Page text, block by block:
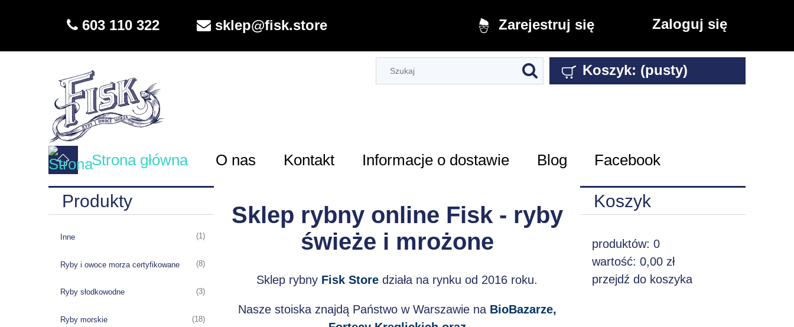
603 110 322 sklep@fisk.store Zarejestruj się Zaloguj się
Koszyk: (pusty)
Strona główna O nas Kontakt Informacje o dostawie Blog Facebook
Produkty
Inne (1)
Ryby i owoce morza certyfikowane (8)
Ryby słodkowodne (3)
Ryby morskie (18)
Sklep rybny online Fisk - ryby
świeże i mrożone
Sklep rybny Fisk Store działa na rynku od 2016 roku.
Nasze stoiska znajdą Państwo w Warszawie na BioBazarze,
Koszyk
produktów: 0
wartość: 0,00 zł
przejdź do koszyka